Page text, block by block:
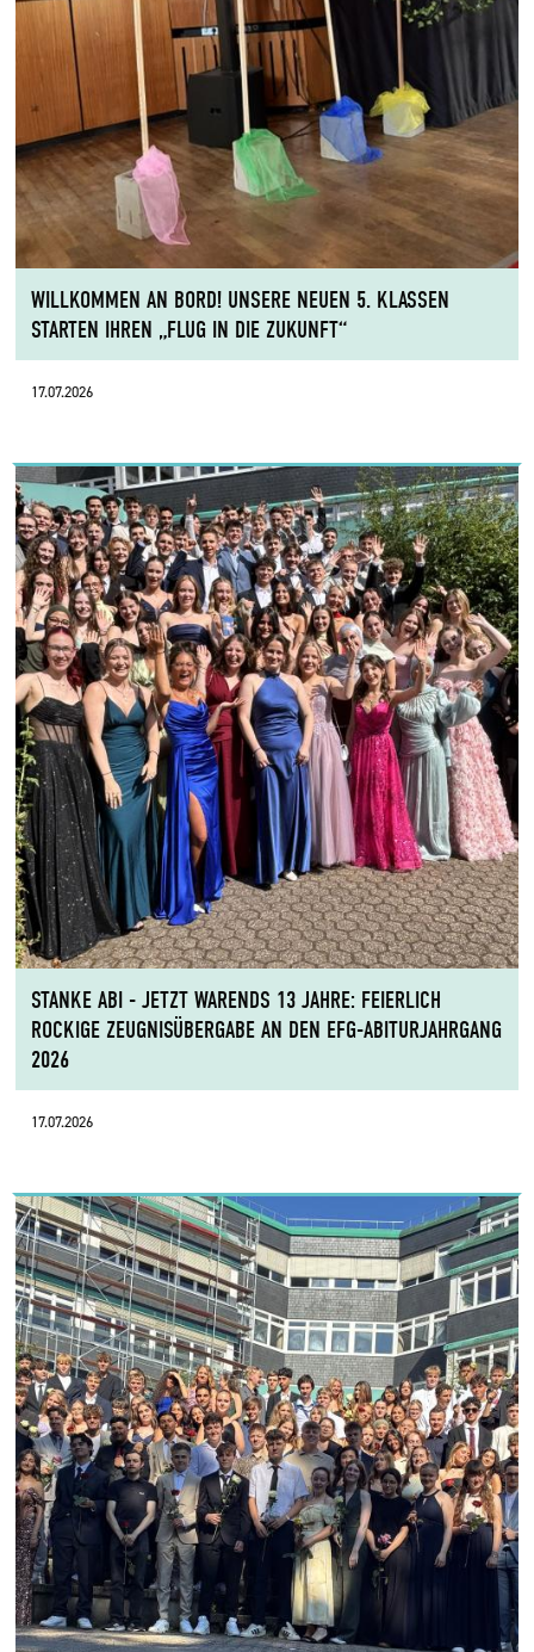
WILLKOMMEN AN BORD! UNSERE NEUEN 5. KLASSEN
STARTEN IHREN „FLUG IN DIE ZUKUNFT“
17.07.2026
STANKE ABI - JETZT WARENDS 13 JAHRE: FEIERLICH
ROCKIGE ZEUGNISÜBERGABE AN DEN EFG-ABITURJAHRGANG
2026
17.07.2026